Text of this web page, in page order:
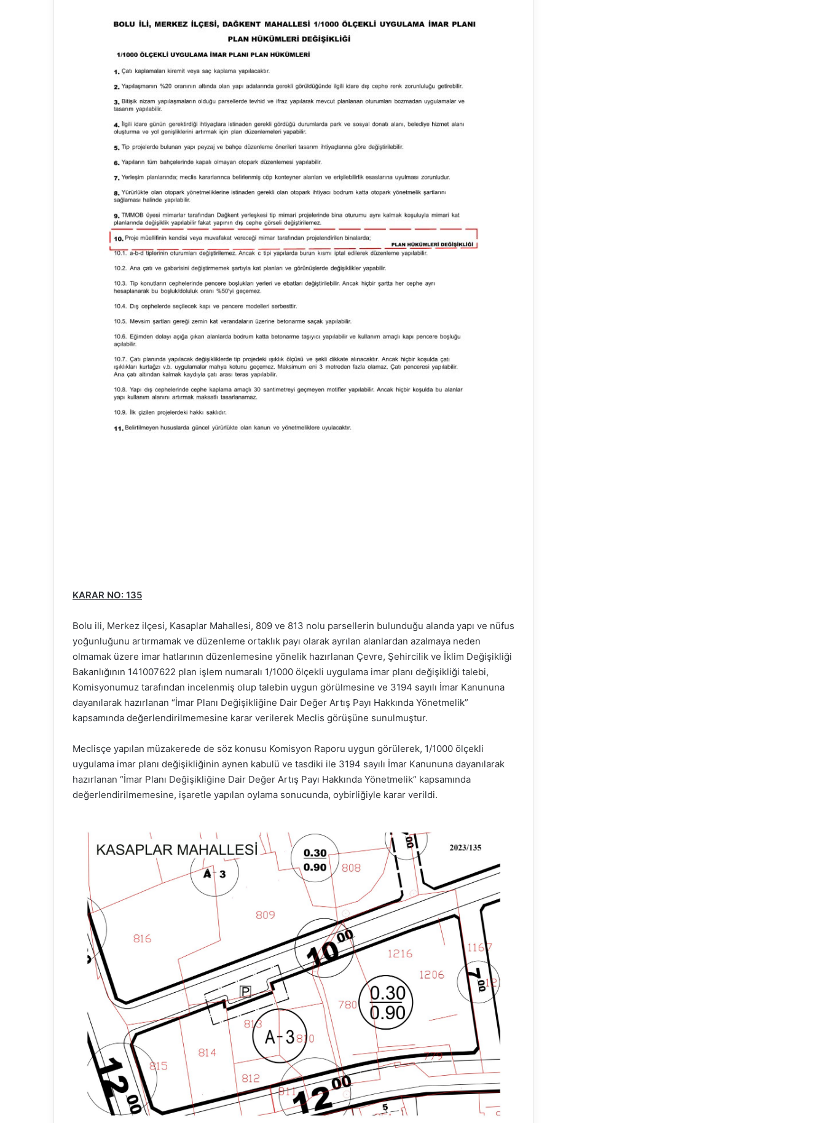
KARAR NO: 135
Bolu ili, Merkez ilçesi, Kasaplar Mahallesi, 809 ve 813 nolu parsellerin bulunduğu alanda yapı ve nüfus
yoğunluğunu artırmamak ve düzenleme ortaklık payı olarak ayrılan alanlardan azalmaya neden
olmamak üzere imar hatlarının düzenlemesine yönelik hazırlanan Çevre, Şehircilik ve İklim Değişikliği
Bakanlığının 141007622 plan işlem numaralı 1/1000 ölçekli uygulama imar planı değişikliği talebi,
Komisyonumuz tarafından incelenmiş olup talebin uygun görülmesine ve 3194 sayılı İmar Kanununa
dayanılarak hazırlanan “İmar Planı Değişikliğine Dair Değer Artış Payı Hakkında Yönetmelik”
kapsamında değerlendirilmemesine karar verilerek Meclis görüşüne sunulmuştur.
Meclisçe yapılan müzakerede de söz konusu Komisyon Raporu uygun görülerek, 1/1000 ölçekli
uygulama imar planı değişikliğinin aynen kabulü ve tasdiki ile 3194 sayılı İmar Kanununa dayanılarak
hazırlanan “İmar Planı Değişikliğine Dair Değer Artış Payı Hakkında Yönetmelik” kapsamında
değerlendirilmemesine, işaretle yapılan oylama sonucunda, oybirliğiyle karar verildi.